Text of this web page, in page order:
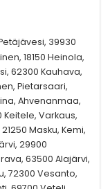
39930
18150 Heinola,
62300 Kauhava,
Pietarsaari,
Ahvenanmaa,
Keitele, Varkaus,
Masku, Kemi,
29900
63500 Alajärvi,
72300 Vesanto,